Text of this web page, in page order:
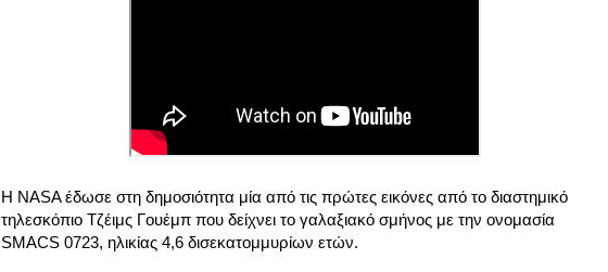
H NASA έδωσε στη δημοσιότητα μία από τις πρώτες εικόνες από το διαστημικό
τηλεσκόπιο Τζέιμς Γουέμπ που δείχνει το γαλαξιακό σμήνος με την ονομασία
SMACS 0723, ηλικίας 4,6 δισεκατομμυρίων ετών.